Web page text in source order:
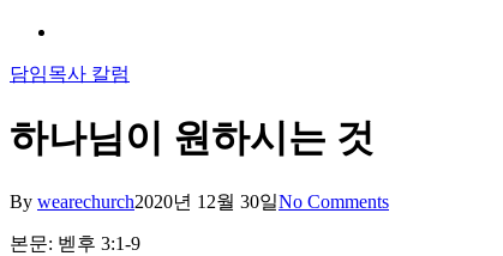
담임목사 칼럼
하나님이 원하시는 것
By wearechurch2020년 12월 30일No Comments
본문: 벧후 3:1-9